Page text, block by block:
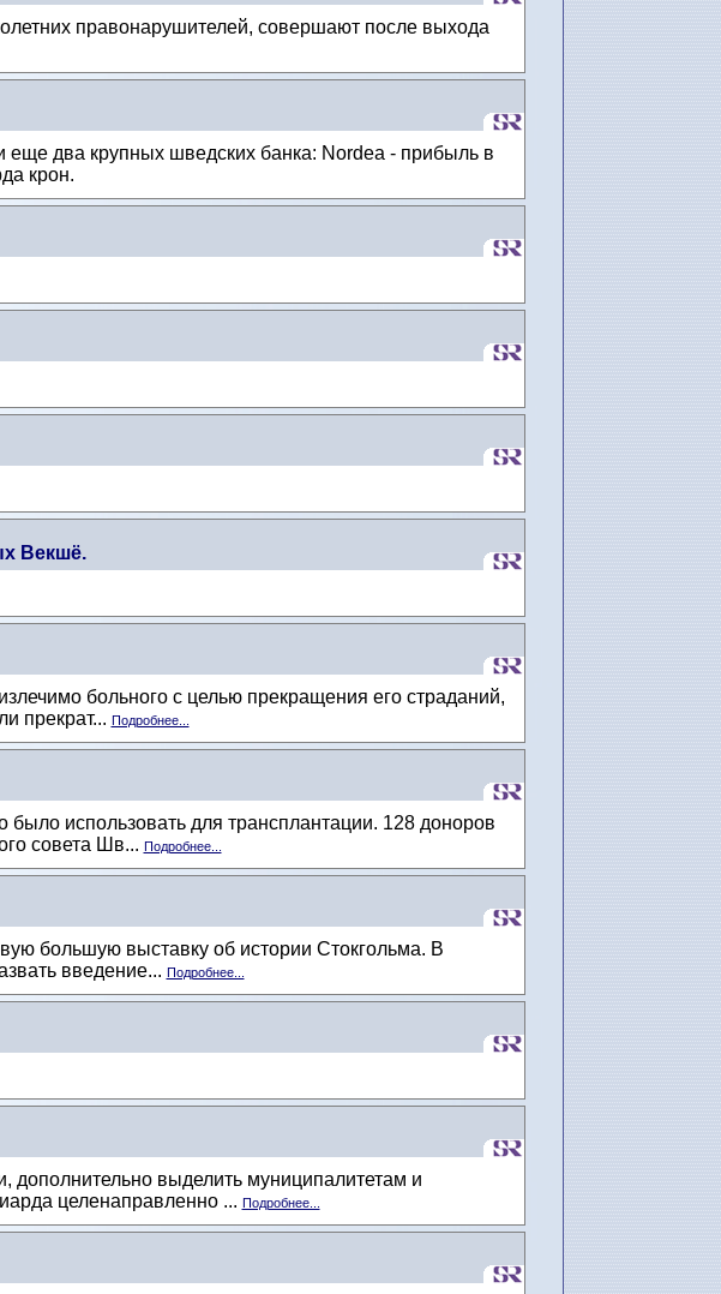
правонарушителей, совершают после выхода
еще два крупных шведских банка: Nordea - прибыль в
крон.
Векшё.
больного с целью пре­кращения его страданий,
прекрат... Подробнее...
использовать для трансплантации. 128 доноров
совета Шв... Подробнее...
большую выставку об истории Стокгольма. В
введение... Подробнее...
выделить муниципалитетам и
целенаправленно ... Подробнее...